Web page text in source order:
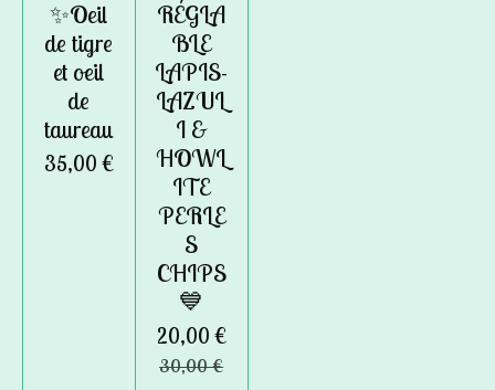
✨Oeil
de tigre
et oeil
de
taureau
35,00 €
RÉGLA
BLE
LAPIS-
LAZUL
I &
HOWL
ITE
PERLE
S
CHIPS
💙
20,00 €
30,00 €